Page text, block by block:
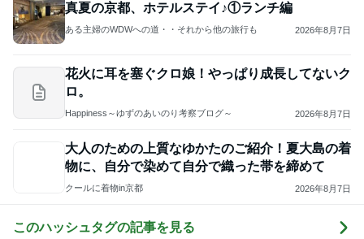
真夏の京都、ホテルステイ♪①ランチ編
ある主婦のWDWへの道・・それから他の旅行も 2026年8月7日
花火に耳を塞ぐクロ娘！やっぱり成長してないク
ロ。
Happiness～ゆずのあいのり考察ブログ～ 2026年8月7日
大人のための上質なゆかたのご紹介！夏大島の着
物に、自分で染めて自分で織った帯を締めて
クールに着物in京都 2026年8月7日
このハッシュタグの記事を見る